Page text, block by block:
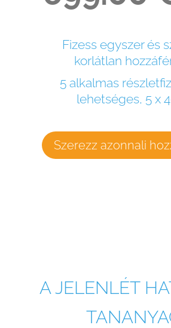
Fizess egyszer és
korlátlan
5 alkalmas
lehetséges, 5 x
Szerezz azonnali
A JELENLÉT